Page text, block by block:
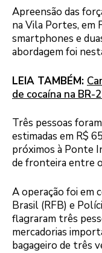
Apreensão das
na Vila Portes, em
smartphones e
abordagem foi
LEIA TAMBÉM:
de cocaína na
Três pessoas
estimadas em R$
próximos à Ponte
de fronteira entre
A operação foi em
Brasil (RFB) e
flagraram três
mercadorias
bagageiro de três